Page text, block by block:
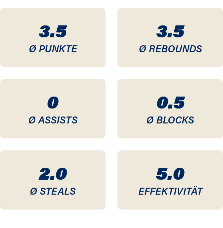
3.5
Ø PUNKTE
3.5
Ø REBOUNDS
0
Ø ASSISTS
0.5
Ø BLOCKS
2.0
Ø STEALS
5.0
EFFEKTIVITÄT